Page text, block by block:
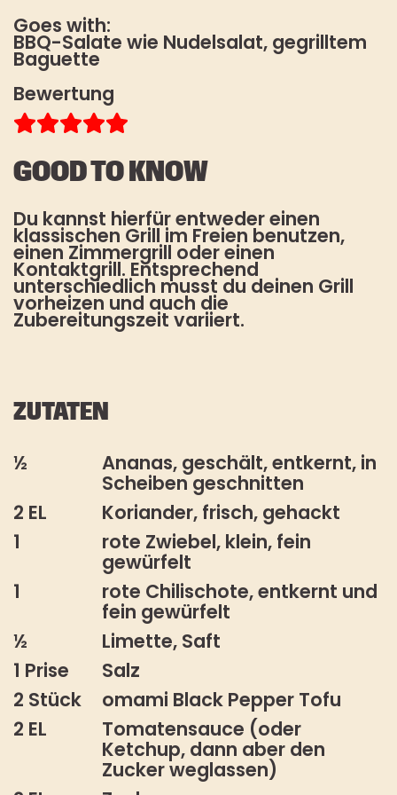
BLACK PEPPER
HOW TO TOFU
STOREFINDER
Goes with:
BBQ-Salate wie Nudelsalat, gegrilltem
Baguette
Bewertung
GOOD TO KNOW
Du kannst hierfür entweder einen
klassischen Grill im Freien benutzen,
einen Zimmergrill oder einen
Kontaktgrill. Entsprechend
unterschiedlich musst du deinen Grill
vorheizen und auch die
Zubereitungszeit variiert.
ZUTATEN
½ Ananas, geschält, entkernt, in
Scheiben geschnitten
2 EL
Koriander, frisch, gehackt
1
rote Zwiebel, klein, fein
gewürfelt
1
rote Chilischote, entkernt und
fein gewürfelt
½
Limette, Saft
1 Prise
Salz
2 Stück
omami Black Pepper Tofu
2 EL
Tomatensauce (oder
Ketchup, dann aber den
Zucker weglassen)
Es gelten unsere
Datenschutzbestimmungen. Die
Abmeldung vom Newsletter ist
jederzeit möglich.
*Pflichtfeld